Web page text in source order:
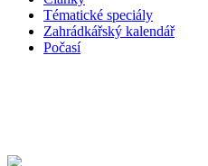
Tématické speciály
Zahrádkářský kalendář
Počasí